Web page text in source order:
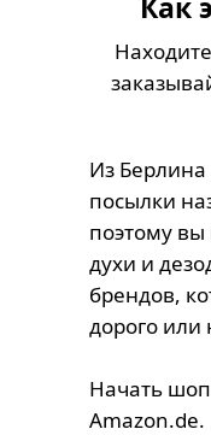
Из
посылки
поэтому
духи и
брендов,
дорого или
Начать
Amazon.de.